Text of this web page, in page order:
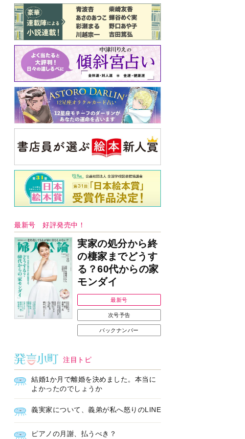
バックナンバー
注目トピ
結婚1か月で離婚を決めました。本当に
よかったのでしょうか
義実家について、義弟が私へ怒りのLINE
ピアノの月謝、払うべき？
中央公論新社の本
家運隆昌
幸運を招き入れる暮らし方
江原啓之 著 詳しくみる
インフォメーション
ＡＩで始める遺言を書
く前の準備セミナー開
催
耳にすっぽり！オーテ
ィコン補聴器、新しい
スタイルで All in Ear
ル」を発売
脳の健康習慣をサポー
トするオープンイヤー
ヤホン HERALBONY
モデル」発売
【編集部より】広告ペ
ージについてのお詫び